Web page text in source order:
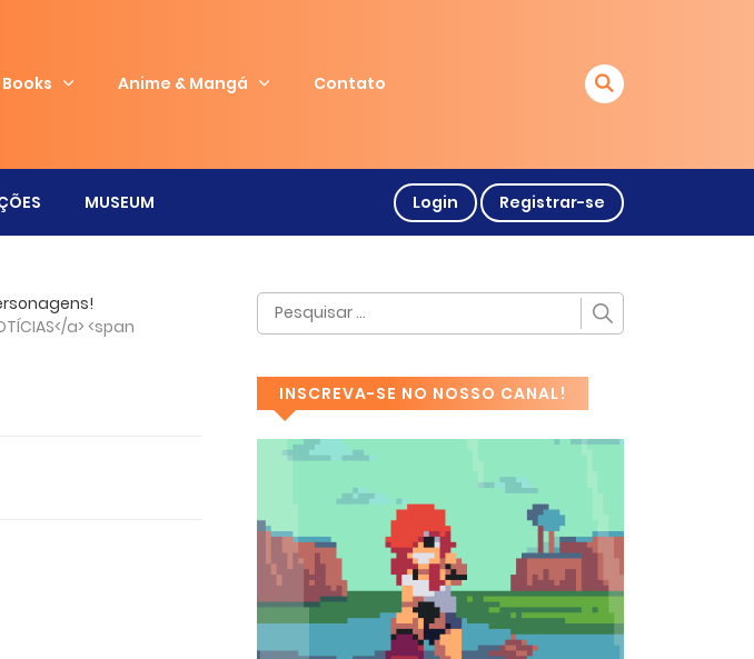
Books Anime & Mangá Contato
MUSEUM Login Registrar-se
a> <span
INSCREVA-SE NO NOSSO CANAL!